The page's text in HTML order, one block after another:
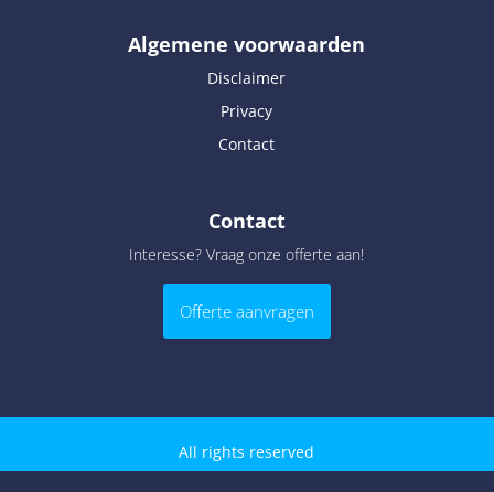
Algemene voorwaarden
Disclaimer
Privacy
Contact
Contact
Interesse? Vraag onze offerte aan!
Offerte aanvragen
All rights reserved